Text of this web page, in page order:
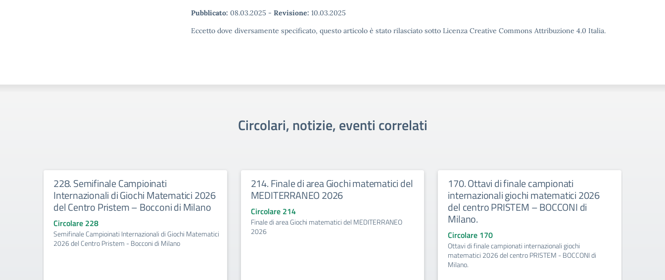
Pubblicato: 08.03.2025 - Revisione: 10.03.2025
Eccetto dove diversamente specificato, questo articolo è stato rilasciato sotto Licenza Creative Commons Attribuzione 4.0 Italia.
Circolari, notizie, eventi correlati
228. Semifinale Campioinati
Internazionali di Giochi Matematici 2026
del Centro Pristem – Bocconi di Milano
Circolare 228
Semifinale Campioinati Internazionali di Giochi Matematici
2026 del Centro Pristem - Bocconi di Milano
214. Finale di area Giochi matematici del
MEDITERRANEO 2026
Circolare 214
Finale di area Giochi matematici del MEDITERRANEO
2026
170. Ottavi di finale campionati
internazionali giochi matematici 2026
del centro PRISTEM – BOCCONI di
Milano.
Circolare 170
Ottavi di finale campionati internazionali giochi
matematici 2026 del centro PRISTEM - BOCCONI di
Milano.